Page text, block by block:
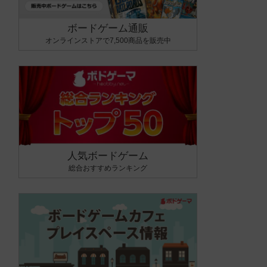
ボードゲーム通販
オンラインストアで7,500商品を販売中
人気ボードゲーム
総合おすすめランキング